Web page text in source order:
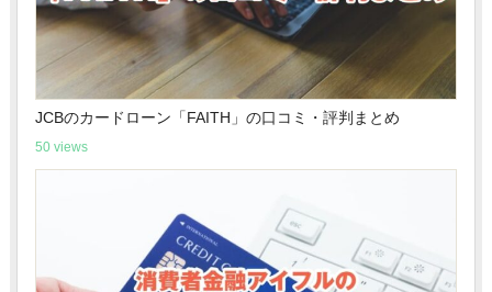
JCBのカードローン「FAITH」の口コミ・評判まとめ
50 views